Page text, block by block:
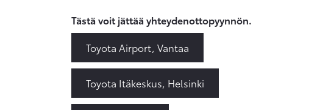
Tästä voit jättää yhteydenottopyynnön.
Toyota Airport, Vantaa
Toyota Itäkeskus, Helsinki